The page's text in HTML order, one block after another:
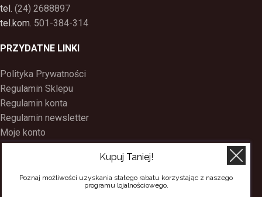
tel. (24) 2688897
tel.kom. 501-384-314
PRZYDATNE LINKI
Polityka Prywatności
Regulamin Sklepu
Regulamin konta
Regulamin newsletter
Moje konto
Status zamówienia
Kontakt
Kupuj Taniej!
Poznaj możliwości uzyskania stałego rabatu korzystając z naszego
programu lojalnościowego.